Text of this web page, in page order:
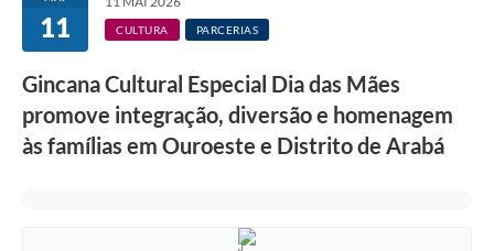
11 CULTURA PARCERIAS
Gincana Cultural Especial Dia das Mães
promove integração, diversão e homenagem
às famílias em Ouroeste e Distrito de Arabá